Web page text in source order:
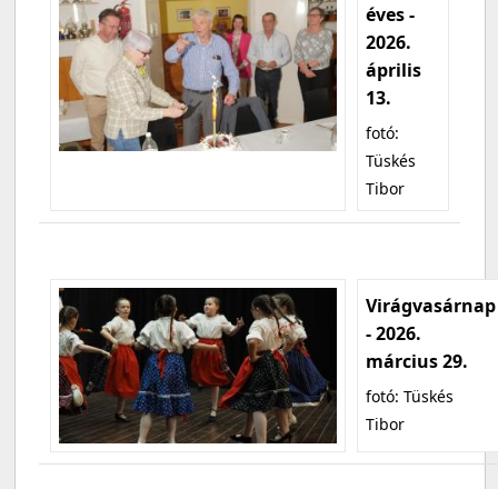
éves -
2026.
április
13.
fotó:
Tüskés
Tibor
Virágvasárnap
- 2026.
március 29.
fotó: Tüskés
Tibor